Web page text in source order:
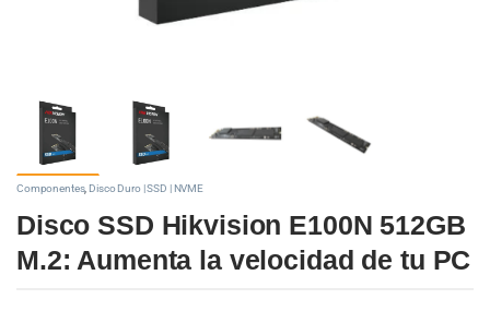
Componentes,Disco Duro | SSD | NVME
Disco SSD Hikvision E100N 512GB
M.2: Aumenta la velocidad de tu PC